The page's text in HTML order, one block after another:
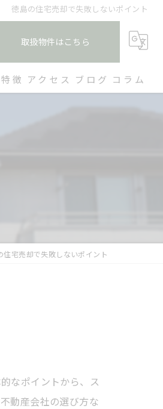
徳島の住宅売却で失敗しないポイント
取扱物件はこちら
徴 アクセス ブログ コラム
住宅売却で失敗しないポイント
なポイントから、ス
動産会社の選び方な